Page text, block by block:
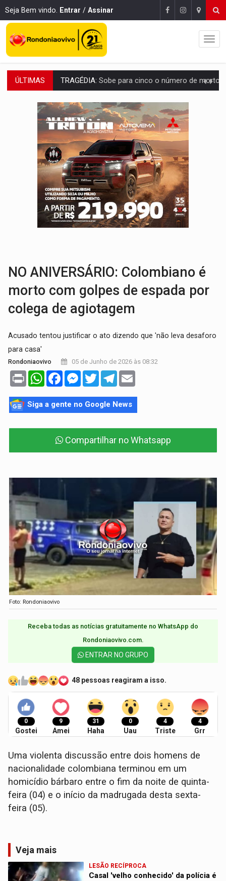
Seja Bem vindo. Entrar / Assinar
ÚLTIMAS TRANSPORTE DE ARROZ:MPF assegura cumprimento da legislação sobre transporte
DEEPFAKE:Sancionada lei contra violência sexual infantil na
COLEGIADO:Brasil e Rússia discutem energia nuclear, defesa e
URGENTE:Colisão entre caminhão e carro deixa quatro mortos e um em
ENCONTRO:Amazônia Negra ganha projeção nacional com participação de
PREVISÃO:Porto Velho tem chances de chuvas isoladas nesta
SINDICATOS UNIDOS:Assembleia Geral delibera greve da educação
PROCESSO SELETIVO:Rondoniaovivo abre oficina de Comunicação com
TRAGÉDIA:
NO ANIVERSÁRIO: Colombiano é
morto com golpes de espada por
colega de agiotagem
Acusado tentou justificar o ato dizendo que 'não leva desaforo
para casa'
Rondoniaovivo 05 de Junho de 2026 às 08:32
Print WhatsAppFacebookMessenger
TwitterTelegram
Siga a gente no Google News
Compartilhar no Whatsapp
Foto: Rondoniaovivo
Receba todas as notícias gratuitamente no WhatsApp do
Rondoniaovivo.com.​
ENTRAR NO GRUPO
48 pessoas reagiram a isso.
0
Gostei
9
Amei
31
Haha
0
Uau
4
Triste
4
Grr
Uma violenta discussão entre dois homens de
nacionalidade colombiana terminou em um
homicídio bárbaro entre o fim da noite de quinta-
feira (04) e o início da madrugada desta sexta-
feira (05).
Veja mais
LESÃO RECÍPROCA
Casal 'velho conhecido' da polícia é